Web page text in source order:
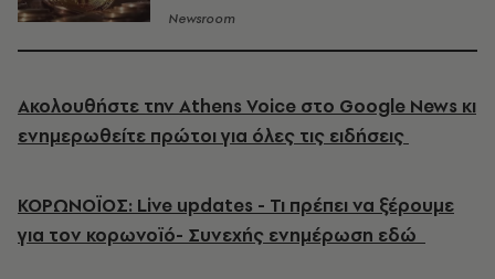
Newsroom
Ακολουθήστε την Athens Voice στο Google News κι
ενημερωθείτε πρώτοι για όλες τις ειδήσεις
ΚΟΡΩΝΟΪΟΣ: Live updates - Τι πρέπει να ξέρουμε
για τον κορωνοϊό- Συνεχής ενημέρωση εδώ